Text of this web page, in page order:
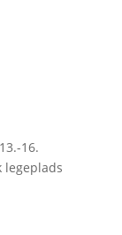
16.
legeplads